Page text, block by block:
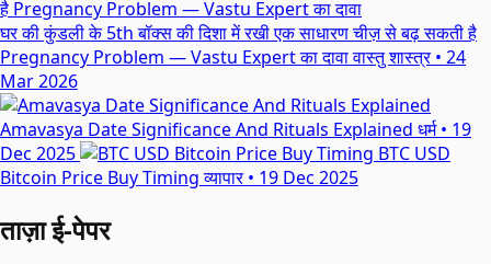
घर की कुंडली के 5th बॉक्स की दिशा में रखी एक साधारण चीज़ से बढ़ सकती है
Pregnancy Problem — Vastu Expert का दावावास्तु शास्त्र • 24
Mar 2026
Amavasya Date Significance And Rituals Explained धर्म • 19
Dec 2025
BTC USD
Bitcoin Price Buy Timing व्यापार • 19 Dec 2025
ताज़ा ई-पेपर